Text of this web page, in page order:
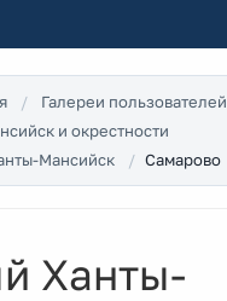
Галереи пользователей
и окрестности
Мансийск
Самарово
Ханты-